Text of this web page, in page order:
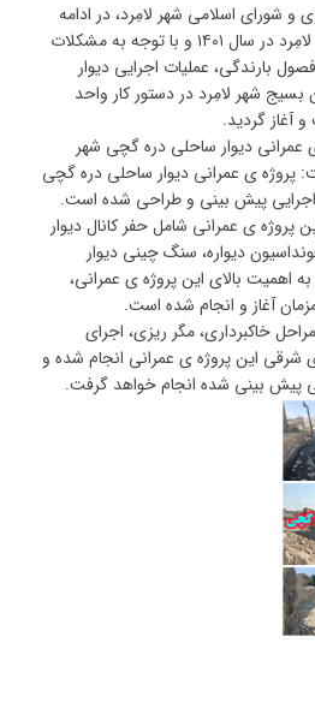
شورای اسلامی شهر لامِرد، در ادامه
نهضت خدمت رسانی شهرداری لامِرد در سال ۱۴۰۱ و با توجه به مشکلات
بارندگی، عملیات اجرایی دیوار
شهر لامِرد در دستور کار واحد
آغاز گردید.
دیوار ساحلی دره گچی شهر
پروژه ی عمرانی دیوار ساحلی دره گچی
پیش بینی و طراحی شده است.
پروژه ی عمرانی شامل حفر کانال دیوار
دیواره، سنگ چینی دیوار
اهمیت بالای این پروژه ی عمرانی،
آغاز و انجام شده است.
خاکبرداری، مگر ریزی، اجرای
شرقی این پروژه ی عمرانی انجام شده و
پیش بینی شده انجام خواهد گرفت.